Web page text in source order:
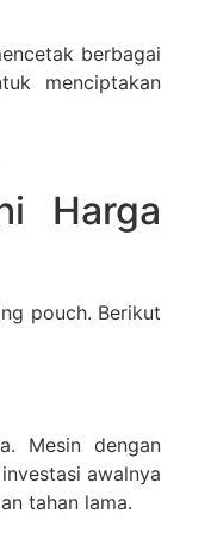
berbagai
menciptakan
Harga
pouch. Berikut
Mesin dengan
awalnya
tahan lama.